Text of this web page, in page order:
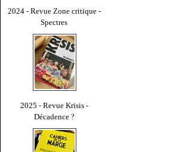
2024 - Revue Zone critique -
Spectres
2025 - Revue Krisis -
Décadence ?